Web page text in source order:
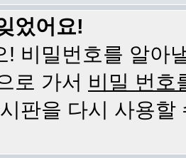
었어요!
! 비밀번호를 알아
로 가서 비밀 번호
판을 다시 사용할